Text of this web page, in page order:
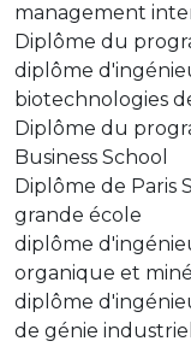
management
Diplôme du
diplôme
biotechnologies
Diplôme du
Business School
Diplôme de Paris
grande école
diplôme
organique et
diplôme
de génie